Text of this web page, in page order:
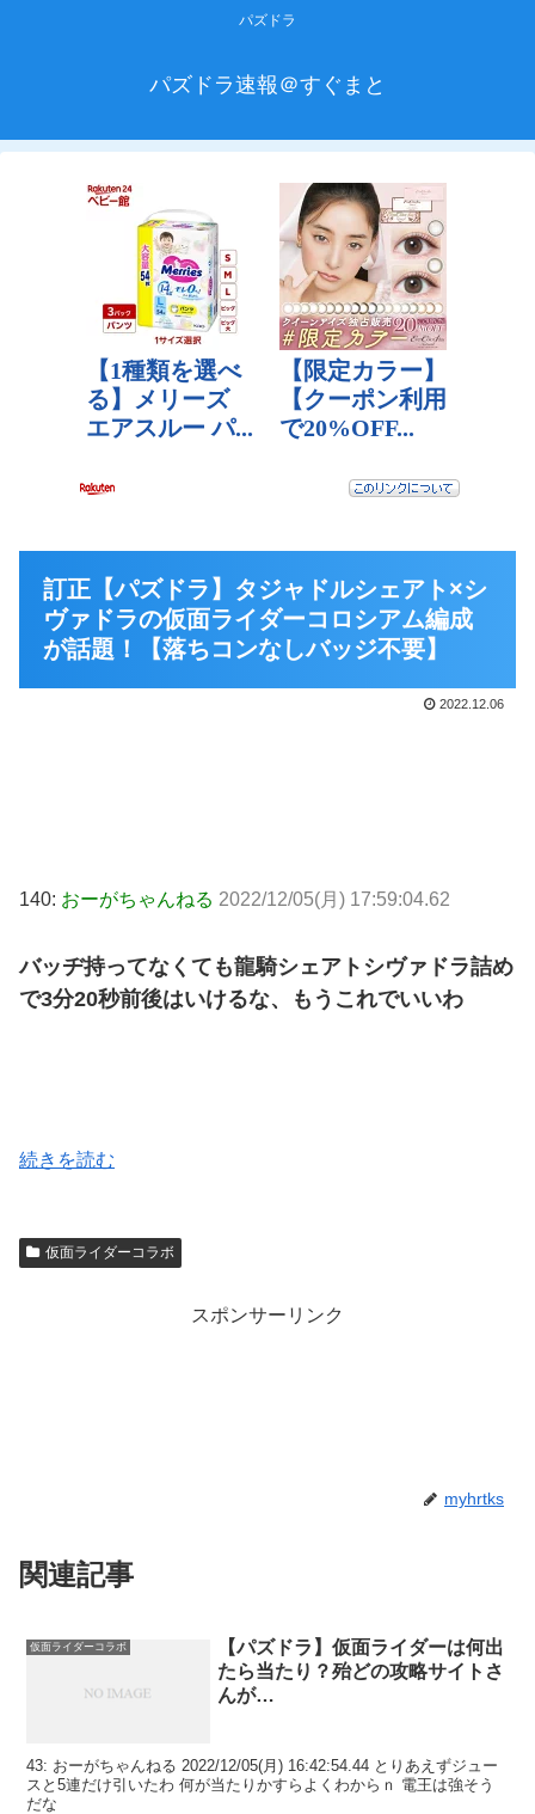
パズドラ
パズドラ速報＠すぐまと
訂正【パズドラ】タジャドルシェアト×シ
ヴァドラの仮面ライダーコロシアム編成
が話題！【落ちコンなしバッジ不要】
2022.12.06
140: おーがちゃんねる 2022/12/05(月) 17:59:04.62
バッヂ持ってなくても龍騎シェアトシヴァドラ詰め
で3分20秒前後はいけるな、もうこれでいいわ
続きを読む
仮面ライダーコラボ
スポンサーリンク
myhrtks
関連記事
仮面ライダーコラボ
【パズドラ】仮面ライダーは何出
たら当たり？殆どの攻略サイトさ
んが…
43: おーがちゃんねる 2022/12/05(月) 16:42:54.44 とりあえずジュー
スと5連だけ引いたわ 何が当たりかすらよくわからｎ 電王は強そう
だな